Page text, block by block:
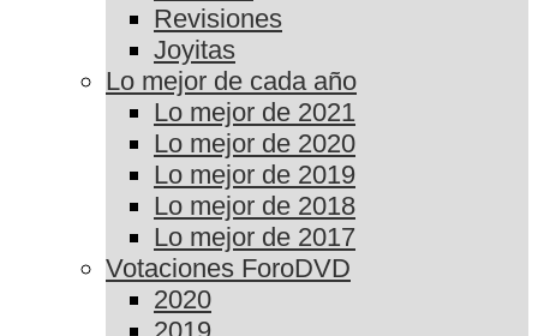
Revisiones
Joyitas
Lo mejor de cada año
Lo mejor de 2021
Lo mejor de 2020
Lo mejor de 2019
Lo mejor de 2018
Lo mejor de 2017
Votaciones ForoDVD
2020